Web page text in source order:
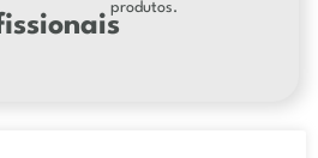
produtos.